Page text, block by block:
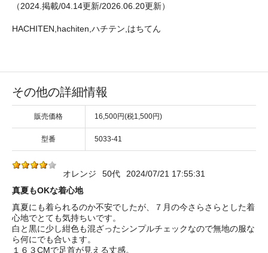
（2024.掲載/04.14更新/2026.06.20更新）
HACHITEN,hachiten,ハチテン,はちてん
その他の詳細情報
販売価格 16,500円(税1,500円)
型番 5033-41
オレンジ 50代
2024/07/21 17:55:31
真夏もOKな着心地
真夏にも着られるのか不安でしたが、７月の今さらさらとした着
心地でとても気持ちいです。
白と黒に少し紺色も混ざったシンプルチェックなので無地の服な
ら何にでも合います。
１６３CMで足首が見える丈感。